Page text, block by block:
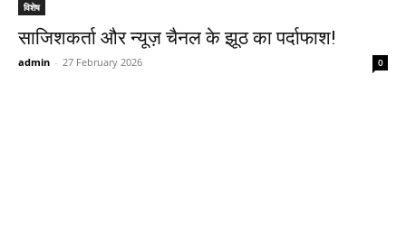
विशेष
साजिशकर्ता और न्यूज़ चैनल के झूठ का पर्दाफाश!
admin - 27 February 2026 0